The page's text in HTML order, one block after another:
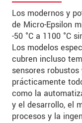
Los modernos y
de Micro-Epsilon
-50 °C a 1100 °C
Los modelos
cubren incluso
sensores
prácticamente
como la
y el desarrollo, el
procesos y la
* Mandatory
We treat your
data privacy
SEND